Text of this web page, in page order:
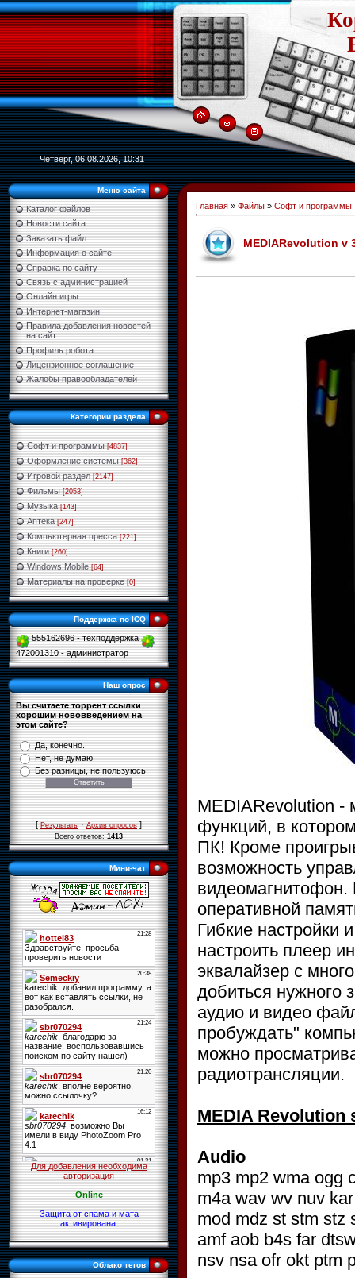
Четверг, 06.08.2026, 10:31
Меню сайта
Каталог файлов
Новости сайта
Заказать файл
Информация о сайте
Справка по сайту
Связь с администрацией
Онлайн игры
Интернет-магазин
Правила добавления новостей
на сайт
Профиль робота
Лицензионное соглашение
Жалобы правообладателей
Категории раздела
Софт и программы [4837]
Оформление системы [362]
Игровой раздел [2147]
Фильмы [2053]
Музыка [143]
Аптека [247]
Компьютерная пресса [221]
Книги [260]
Windows Mobile [64]
Материалы на проверке [0]
Поддержка по ICQ
555162696 - техподдержка
472001310 - администратор
Наш опрос
Вы считаете торрент ссылки
хорошим нововведением на
этом сайте?
Да, конечно.
Нет, не думаю.
Без разницы, не пользуюсь.
[Результаты·Архив опросов]
Всего ответов:1413
Мини-чат
Для добавления необходима
авторизация
Online
Защита от спама и мата
активирована.
Облако тегов
Главная » Файлы » Софт и программы
MEDIARevolution v
MEDIARevolution -
функций, в
ПК! Кроме
возможность
видеомагнитофон.
оперативной
Гибкие настройки
настроить плеер
эквалайзер с
добиться нужного
аудио и видео
пробуждать"
можно
радиотрансляции.
MEDIA Revolution
Audio
mp3 mp2 wma ogg
m4a wav wv nuv
mod mdz st stm stz
amf aob b4s far
nsv nsa ofr okt ptm